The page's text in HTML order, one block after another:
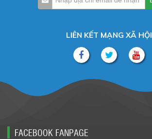
LIÊN KẾT MẠNG XÃ HỘI
FACEBOOK FANPAGE